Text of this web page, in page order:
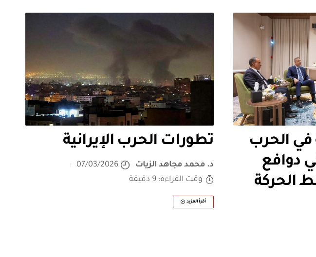
في الحرب
دوافع
الحركة
تطورات الحرب الإيرانية
د. محمد مجاهد الزيات
07/03/2026
وقت القراءة: 9 دقيقة
أقرأ المزيد